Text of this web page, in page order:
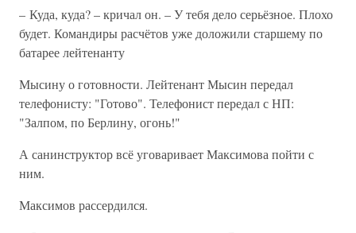
– Куда, куда? – кричал он. – У тебя дело серьёзное. Плохо
будет. Командиры расчётов уже доложили старшему по
батарее лейтенанту
Мысину о готовности. Лейтенант Мысин передал
телефонисту: "Готово". Телефонист передал с НП:
"Залпом, по Берлину, огонь!"
А санинструктор всё уговаривает Максимова пойти с
ним.
Максимов рассердился.